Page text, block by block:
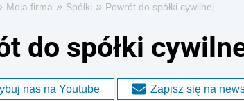
Moja firma » Spółki » Powrót do spółki cywilnej
do spółki
nas na Youtube Zapisz się na